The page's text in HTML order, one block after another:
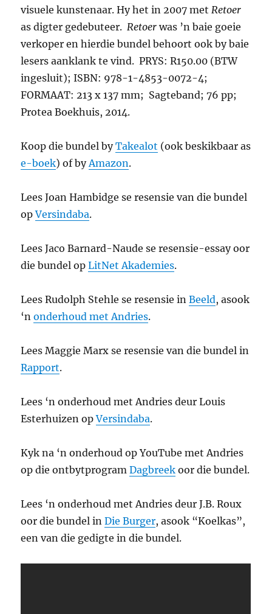
visuele kunstenaar. Hy het in 2007 metRetoer
as digter gedebuteer.Retoer was ’n baie goeie
verkoper en hierdie bundel behoort ook by baie
lesers aanklank te vind. PRYS: R150.00 (BTW
ingesluit); ISBN: 978-1-4853-0072-4;
FORMAAT: 213 x 137 mm; Sagteband; 76 pp;
Protea Boekhuis, 2014.
Koop die bundel byTakealot (ook beskikbaar as
e-boek) of byAmazon.
Lees Joan Hambidge se resensie van die bundel
opVersindaba.
Lees Jaco Barnard-Naude se resensie-essay oor
die bundel opLitNet Akademies.
Lees Rudolph Stehle se resensie inBeeld, asook
‘nonderhoud met Andries.
Lees Maggie Marx se resensie van die bundel in
Rapport.
Lees ‘n onderhoud met Andries deur Louis
Esterhuizen opVersindaba.
Kyk na ‘n onderhoud op YouTube met Andries
op die ontbytprogramDagbreek oor die bundel.
Lees ‘n onderhoud met Andries deur J.B. Roux
oor die bundel inDie Burger, asook “Koelkas”,
een van die gedigte in die bundel.